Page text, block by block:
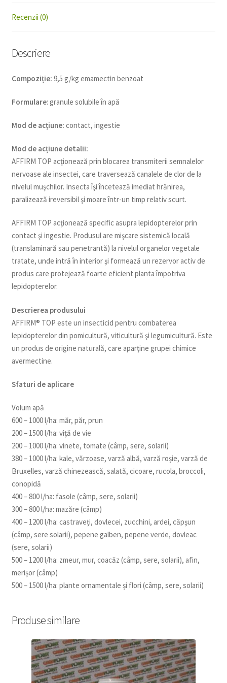
Recenzii (0)
Descriere
Compoziție: 9,5 g/kg emamectin benzoat
Formulare: granule solubile în apă
Mod de acțiune: contact, ingestie
Mod de acțiune detalii:
AFFIRM TOP acţionează prin blocarea transmiterii semnalelor
nervoase ale insectei, care traversează canalele de clor de la
nivelul muşchilor. Insecta îşi încetează imediat hrănirea,
paralizează ireversibil şi moare într-un timp relativ scurt.
AFFIRM TOP acţionează specific asupra lepidopterelor prin
contact şi ingestie. Produsul are mişcare sistemică locală
(translaminară sau penetrantă) la nivelul organelor vegetale
tratate, unde intră în interior şi formează un rezervor activ de
produs care protejează foarte eficient planta împotriva
lepidopterelor.
Descrierea produsului
AFFIRM® TOP este un insecticid pentru combaterea
lepidopterelor din pomicultură, viticultură şi legumicultură. Este
un produs de origine naturală, care aparţine grupei chimice
avermectine.
Sfaturi de aplicare
Volum apă
600 – 1000 l/ha: măr, păr, prun
200 – 1500 l/ha: viță de vie
200 – 1000 l/ha: vinete, tomate (câmp, sere, solarii)
380 – 1000 l/ha: kale, vărzoase, varză albă, varză roșie, varză de
Bruxelles, varză chinezească, salată, cicoare, rucola, broccoli,
conopidă
400 – 800 l/ha: fasole (câmp, sere, solarii)
300 – 800 l/ha: mazăre (câmp)
400 – 1200 l/ha: castraveți, dovlecei, zucchini, ardei, căpșun
(câmp, sere solarii), pepene galben, pepene verde, dovleac
(sere, solarii)
500 – 1200 l/ha: zmeur, mur, coacăz (câmp, sere, solarii), afin,
merișor (câmp)
500 – 1500 l/ha: plante ornamentale și flori (câmp, sere, solarii)
Produse similare